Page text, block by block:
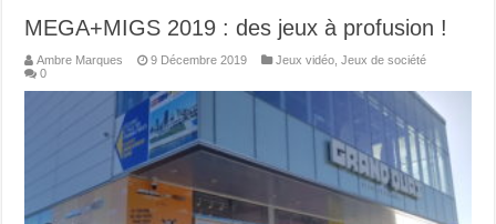
MEGA+MIGS 2019 : des jeux à profusion !
Ambre Marques 9 Décembre 2019 Jeux vidéo ,Jeux de société
0